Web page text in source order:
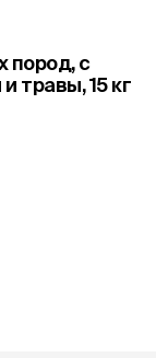
пород, с
травы, 15 кг